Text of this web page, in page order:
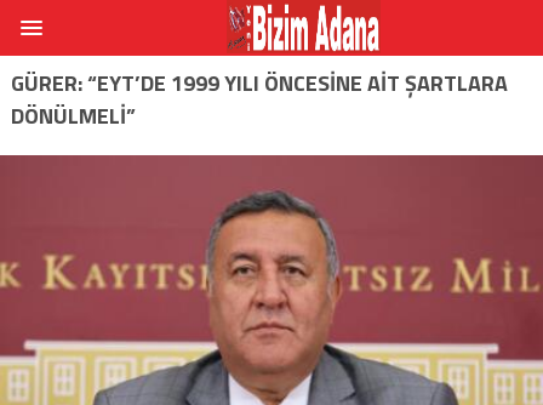
GÜRER: “EYT’DE 1999 YILI ÖNCESINE AIT ŞARTLARA
DÖNÜLMELI”